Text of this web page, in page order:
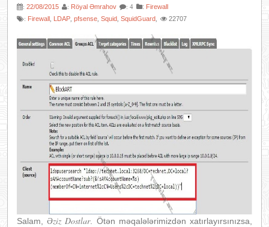
AVADANLIQLAR
IT LÜĞƏT
XƏBƏRLƏR
: 22/08/2015 : Röyal Əmrahov : 4 : Firewall
: Firewall LDAP pfsense Squid SquidGuard 22707
Salam,Əziz Dostlar. Ötən məqalələrimizdən xatırlayırsınızsa,